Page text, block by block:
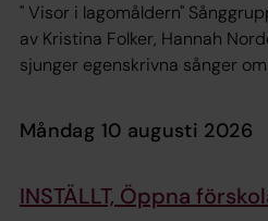
" Visor i lagomåldern" Sånggruppen Kahjenn som består
av Kristina Folker, Hannah
sjunger egenskrivna sånger
måndag 10 augusti 2026
INSTÄLLT, Öppna